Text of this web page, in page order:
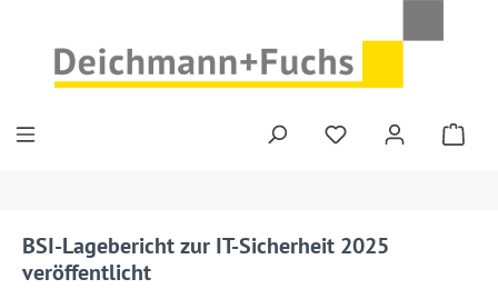
BSI-Lagebericht zur IT-Sicherheit 2025
veröffentlicht